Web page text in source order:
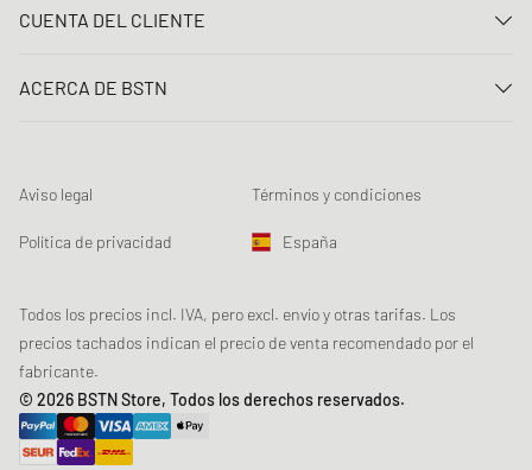
Preguntas frecuentes
Loyalty Program
Seguridad del producto
CUENTA DEL CLIENTE
Registro
Registro para el boletín de noticias
Rastreo de los datos
ACERCA DE BSTN
Chronicles
Sustainability
Descuento estudiante: Studentbeans
Descuento estudiante: EDiU
Aviso legal Términos y condiciones
Política de privacidad España
Todos los precios incl. IVA, pero excl. envío y otras tarifas. Los
precios tachados indican el precio de venta recomendado por el
fabricante.
© 2026 BSTN Store, Todos los derechos reservados.